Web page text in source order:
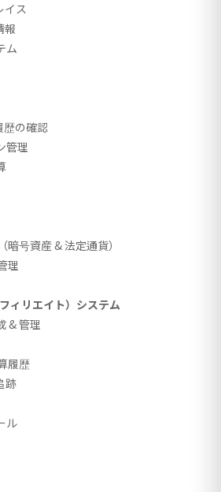
イス
報
ム
歴の確認
管理
号資産 & 法定通貨）
理
ィリエイト）システム
& 管理
履歴
跡
ル